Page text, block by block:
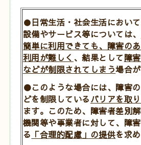
●日常生活・社会生活におい
設備やサービス等については、
簡単に利用できても、障害の
利用が難しく 、結果として障
などが制限されてしまう場合
●このような場合には、障害
どを制限しているバリアを取
ます。このため、障害者差別
機関等や事業者に対して、障
る 「合理的配慮」の提供を求